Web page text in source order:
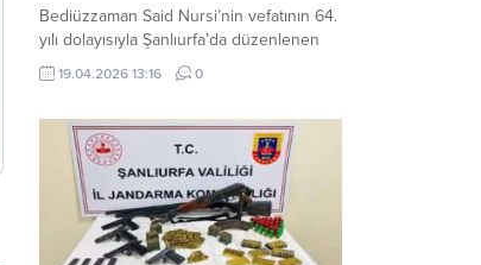
Bediüzzaman Said Nursi’nin vefatının 64.
yılı dolayısıyla Şanlıurfa’da düzenlenen
panelde, günümüzün manevi ve
toplumsal sorunlarına Risale-i Nur
Necmettin Cevheri Kültür Merkezi’nde
gerçekleştirilen “Küresel Vicdan,
İnsaniyet ve Demokrasi” başlıklı panel,
hürriyet, adalet ve hukuk vurgularıyla
yoğun katılıma sahne oldu. Haber
Merkezi – Bediüzzaman Eğitim Kültür ve
19.04.2026 13:16 0